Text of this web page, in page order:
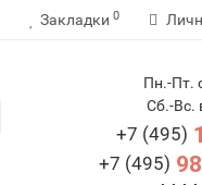
Закладки 0
Пн.-Пт.
Сб.-Вс.
+7 (495)
+7 (495)